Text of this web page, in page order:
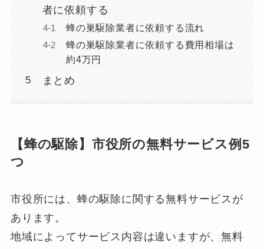
者に依頼する
蜂の巣駆除業者に依頼する流れ
蜂の巣駆除業者に依頼する費用相場は
約4万円
まとめ
【蜂の駆除】市役所の無料サービス例5
つ
市役所には、蜂の駆除に関する無料サービスが
あります。
地域によってサービス内容は違いますが、無料